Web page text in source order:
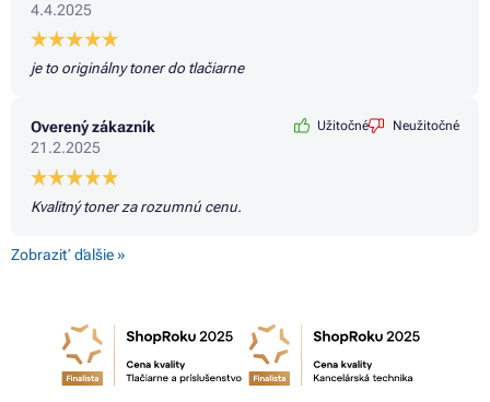
4.4.2025
je to originálny toner do tlačiarne
Overený zákazník
21.2.2025
Užitočné Neužitočné
Kvalitný toner za rozumnú cenu.
Zobraziť ďalšie »